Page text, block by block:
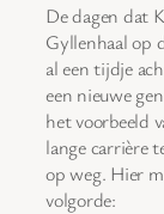
De dagen dat
Gyllenhaal op
al een tijdje
een nieuwe
het voorbeeld
lange carrière
op weg. Hier
volgorde: